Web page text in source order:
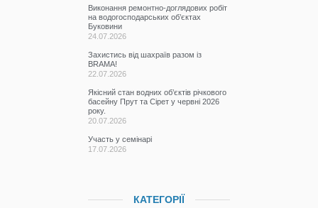
Виконання ремонтно-доглядових робіт
на водогосподарських об’єктах
Буковини
24.07.2026
Захистись від шахраїв разом із
BRAMA!
22.07.2026
Якісний стан водних об’єктів річкового
басейну Прут та Сірет у червні 2026
року.
20.07.2026
Участь у семінарі
17.07.2026
КАТЕГОРІЇ